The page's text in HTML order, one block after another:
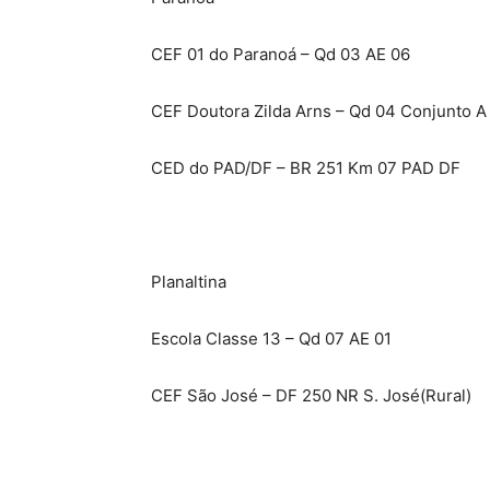
CEF 01 do Paranoá – Qd 03 AE 06
CEF Doutora Zilda Arns – Qd 04 Conjunto A
CED do PAD/DF – BR 251 Km 07 PAD DF
Planaltina
Escola Classe 13 – Qd 07 AE 01
CEF São José – DF 250 NR S. José(Rural)